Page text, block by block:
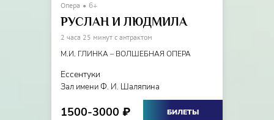
Опера 6+
РУСЛАН И ЛЮДМИЛА
2 часа 25 минут с антрактом
М.И. ГЛИНКА – ВОЛШЕБНАЯ ОПЕРА
Ессентуки
Зал имени Ф. И. Шаляпина
1500-3000 ₽ БИЛЕТЫ